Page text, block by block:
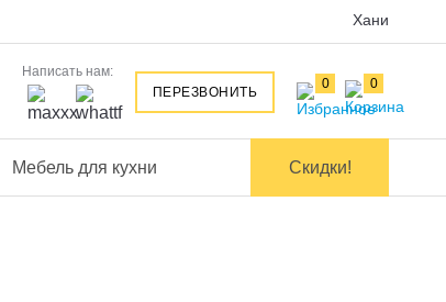
Хани
0 0
ПЕРЕЗВОНИТЬ
Написать нам:
Мебель для кухни Скидки!